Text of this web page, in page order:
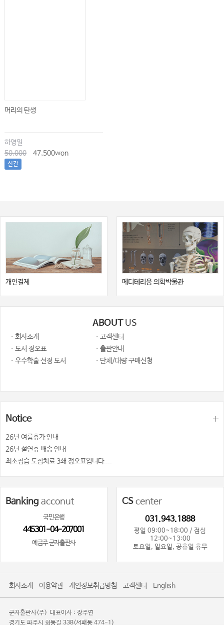
머리의 탄생
하영일
50,000
47,500won
신간
개인결제 메디테리움 의학박물관
ABOUT US
· 회사소개
· 고객센터
· 도서 정오표
· 출판안내
· 우수학술 선정 도서
· 단체/대량 구매신청
Notice
26년 여륨휴가 안내
26년 설연휴 배송 안내
최소침습 도침치료 3쇄 정오표입니다....
Banking acconut
국민은행
445301-04-207001
예금주 군자출판사
CScenter
031.943.1888
평일 09:00~18:00 / 점심
12:00~13:00
토요일, 일요일, 공휴일 휴무
회사소개 이용약관 개인정보취급방침 고객센터 English
군자출판사(주) 대표이사 : 장주연
경기도 파주시 회동길 338(서패동 474-1)